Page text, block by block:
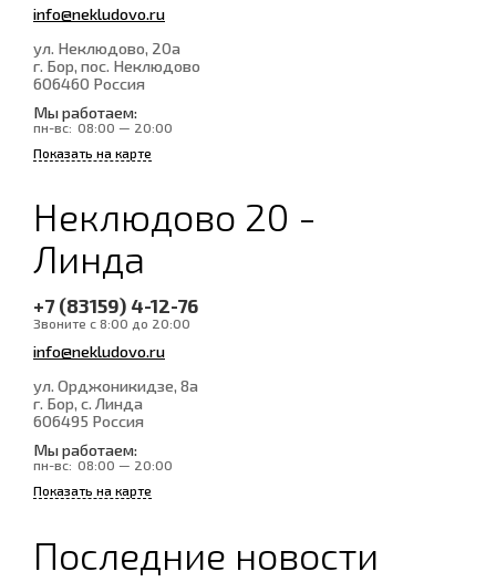
info@nekludovo.ru
ул. Неклюдово, 20а
г. Бор, пос. Неклюдово
606460 Россия
Мы работаем:
пн-вс: 08:00 — 20:00
Показать на карте
Неклюдово 20 -
Линда
+7 (83159) 4-12-76
Звоните с 8:00 до 20:00
info@nekludovo.ru
ул. Орджоникидзе, 8а
г. Бор, с. Линда
606495 Россия
Мы работаем:
пн-вс: 08:00 — 20:00
Показать на карте
Последние новости